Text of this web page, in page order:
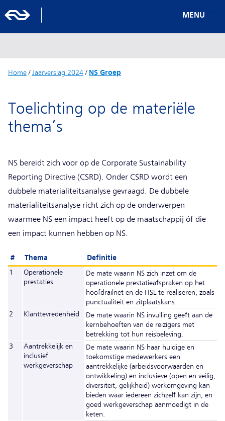
MENU
Home/ Jaarverslag 2024/ NS Groep
Toelichting op de materiële
thema’s
NS bereidt zich voor op de Corporate Sustainability
Reporting Directive (CSRD). Onder CSRD wordt een
dubbele materialiteitsanalyse gevraagd. De dubbele
materialiteitsanalyse richt zich op de onderwerpen
waarmee NS een impact heeft op de maatschappij óf die
een impact kunnen hebben op NS.
# Thema
Definitie
1
Operationele
prestaties
De mate waarin NS zich inzet om de
operationele prestatieafspraken op het
hoofdrailnet en de HSL te realiseren, zoals
punctualiteit en zitplaatskans.
2
Klanttevredenheid
De mate waarin NS invulling geeft aan de
kernbehoeften van de reizigers met
betrekking tot hun reisbeleving.
3
Aantrekkelijk en
inclusief
werkgeverschap
De mate waarin NS haar huidige en
toekomstige medewerkers een
aantrekkelijke (arbeidsvoorwaarden en
ontwikkeling) en inclusieve (open en veilig,
diversiteit, gelijkheid) werkomgeving kan
bieden waar iedereen zichzelf kan zijn, en
goed werkgeverschap aanmoedigt in de
keten.